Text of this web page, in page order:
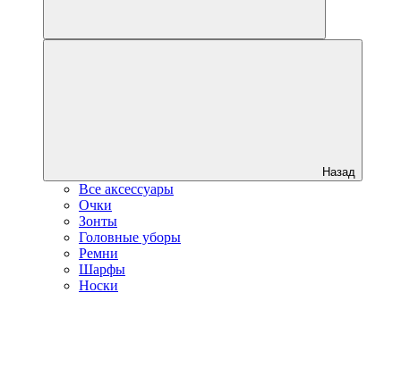
Назад
Все аксессуары
Очки
Зонты
Головные уборы
Ремни
Шарфы
Носки